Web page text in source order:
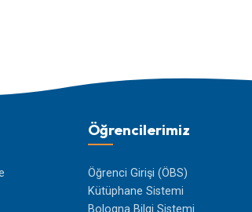
Öğrencilerimiz
Öğrenci Girişi (ÖBS)
Kütüphane Sistemi
Bologna Bilgi Sistemi